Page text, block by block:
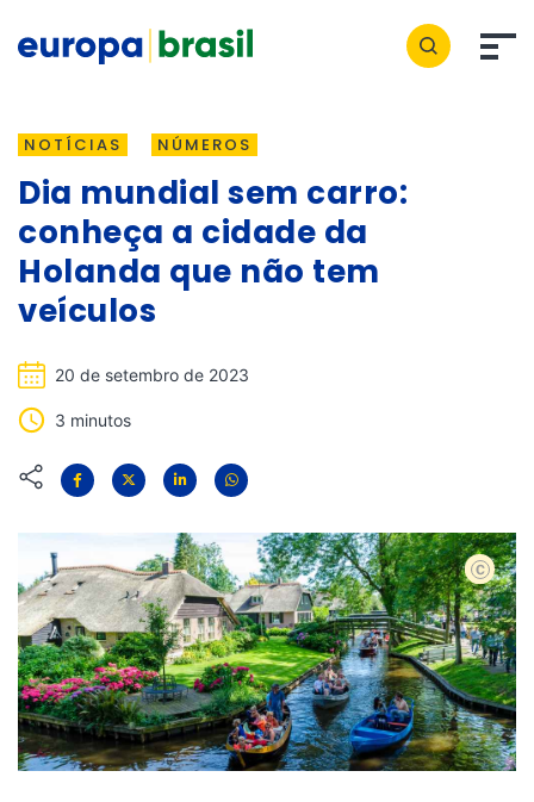
NOTÍCIAS NÚMEROS
Dia mundial sem carro:
conheça a cidade da
Holanda que não tem
veículos
20 de setembro de 2023
3 minutos